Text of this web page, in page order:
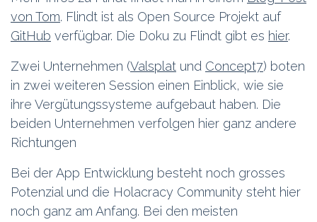
von Tom. Flindt ist als Open Source Projekt auf
GitHub verfügbar. Die Doku zu Flindt gibt es hier.
Zwei Unternehmen (Valsplat und Concept7) boten
in zwei weiteren Session einen Einblick, wie sie
ihre Vergütungssysteme aufgebaut haben. Die
beiden Unternehmen verfolgen hier ganz andere
Richtungen
Bei der App Entwicklung besteht noch grosses
Potenzial und die Holacracy Community steht hier
noch ganz am Anfang. Bei den meisten